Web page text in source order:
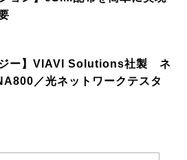
ジー】VIAVI Solutions社製 ネ
／光ネットワークテスタ